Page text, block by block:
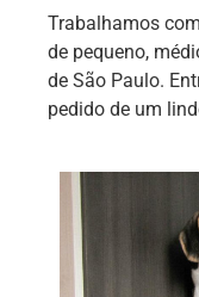
Trabalhamos
de pequeno,
de São Paulo.
pedido de um